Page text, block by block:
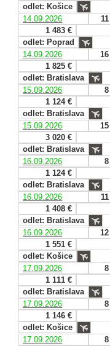
odlet: Košice
14.09.2026
1 483 €
odlet: Poprad
14.09.2026
1 825 €
odlet: Bratislava
15.09.2026
1 124 €
odlet: Bratislava
15.09.2026
3 020 €
odlet: Bratislava
16.09.2026
1 124 €
odlet: Bratislava
16.09.2026
1 408 €
odlet: Bratislava
16.09.2026
1 551 €
odlet: Košice
17.09.2026
1 111 €
odlet: Bratislava
17.09.2026
1 146 €
odlet: Košice
17.09.2026